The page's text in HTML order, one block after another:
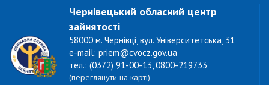
Чернівецький обласний центр
зайнятості
58000 м. Чернівці, вул. Університетська, 31
e-mail: priem@cvocz.gov.ua
тел.: (0372) 91-00-13, 0800-219733
(переглянути на карті)